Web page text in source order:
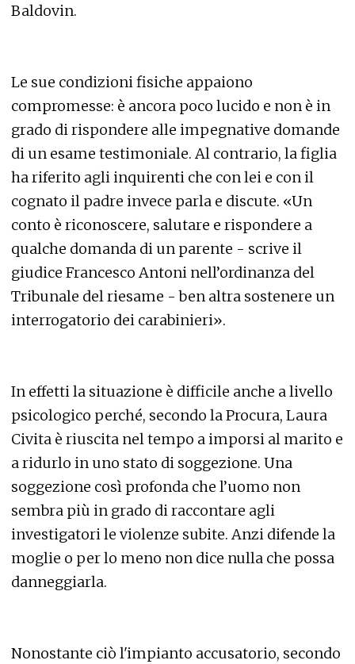
Baldovin.
Le sue condizioni fisiche appaiono
compromesse: è ancora poco lucido e non è in
grado di rispondere alle impegnative domande
di un esame testimoniale. Al contrario, la figlia
ha riferito agli inquirenti che con lei e con il
cognato il padre invece parla e discute. «Un
conto è riconoscere, salutare e rispondere a
qualche domanda di un parente - scrive il
giudice Francesco Antoni nell’ordinanza del
Tribunale del riesame - ben altra sostenere un
interrogatorio dei carabinieri».
In effetti la situazione è difficile anche a livello
psicologico perché, secondo la Procura, Laura
Civita è riuscita nel tempo a imporsi al marito e
a ridurlo in uno stato di soggezione. Una
soggezione così profonda che l’uomo non
sembra più in grado di raccontare agli
investigatori le violenze subite. Anzi difende la
moglie o per lo meno non dice nulla che possa
danneggiarla.
Nonostante ciò l'impianto accusatorio, secondo